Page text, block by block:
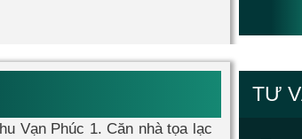
Vạn Phúc 1. Căn nhà tọa lạc
TƯ